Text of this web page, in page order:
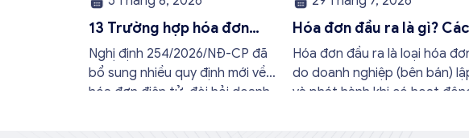
13 Trường hợp hóa đơn
điện tử không cần có đầy
đủ nội dung từ 01/7/2026
Nghị định 254/2026/NĐ-CP đã
bổ sung nhiều quy định mới về
hóa đơn điện tử, đòi hỏi doanh
thời cập nhật để thực hiện đúng
Hóa đơn đầu ra là gì? Các
quy định và nội dung bắt
buộc mới nhất
Hóa đơn đầu ra là loại hóa
do doanh nghiệp (bên bán)
và phát hành khi có hoạt
dịch vụ cho khách hàng. Doanh